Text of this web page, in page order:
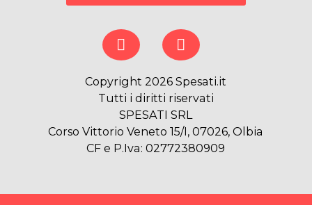
Copyright 2026 Spesati.it
Tutti i diritti riservati
SPESATI SRL
Corso Vittorio Veneto 15/I, 07026, Olbia
CF e P.Iva: 02772380909